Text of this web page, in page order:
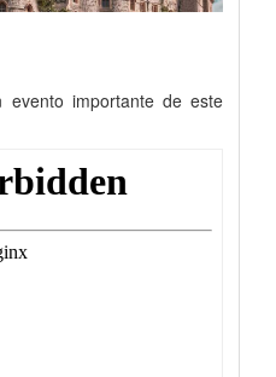
evento importante de este